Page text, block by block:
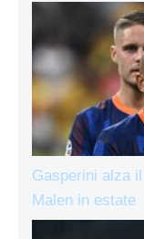
Gasperini alza
Malen in estate